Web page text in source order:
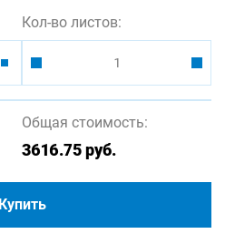
Кол-во листов:
Общая стоимость:
3616.75руб.
Купить